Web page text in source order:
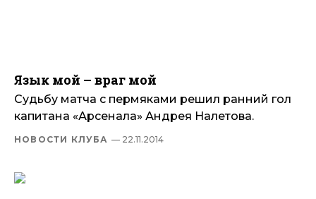
Язык мой – враг мой
Судьбу матча с пермяками решил ранний гол
капитана «Арсенала» Андрея Налетова.
НОВОСТИ КЛУБА — 22.11.2014